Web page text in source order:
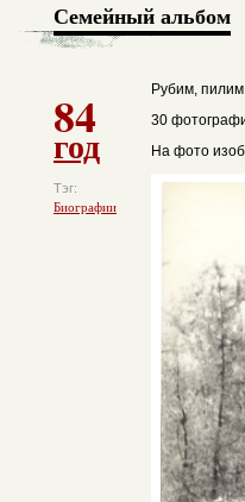
Семейный альбом
84
год
Тэг:
Биографии
Рубим,
30
На фото